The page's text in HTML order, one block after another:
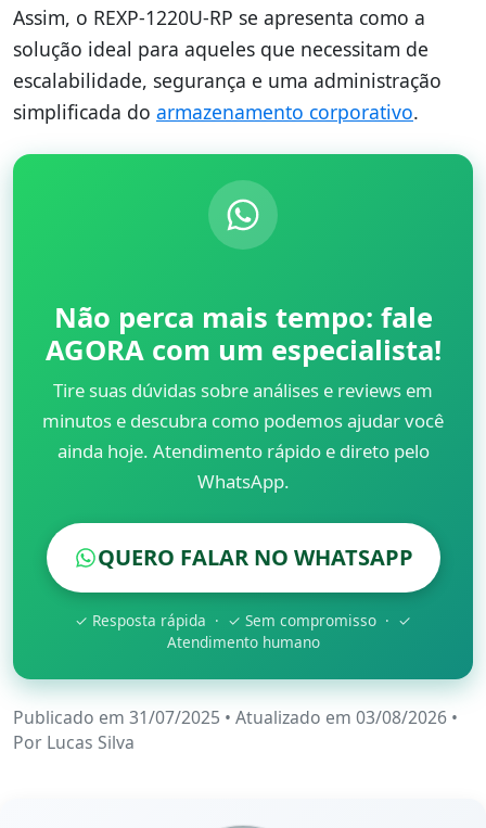
Assim, o REXP-1220U-RP se apresenta como a
solução ideal para aqueles que necessitam de
escalabilidade, segurança e uma administração
simplificada do armazenamento corporativo.
Não perca mais tempo: fale
AGORA com um especialista!
Tire suas dúvidas sobre análises e reviews em
minutos e descubra como podemos ajudar você
ainda hoje. Atendimento rápido e direto pelo
WhatsApp.
QUERO FALAR NO WHATSAPP
✓ Resposta rápida · ✓ Sem compromisso · ✓
Atendimento humano
Publicado em 31/07/2025 • Atualizado em 03/08/2026 •
Por Lucas Silva